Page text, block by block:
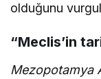
olduğunu
“Meclis’in
Mezopotamya